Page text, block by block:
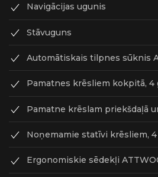
Navigācijas ugunis
Stāvuguns
Automātiskais tilpnes sūknis
Pamatnes krēsliem kokpitā, 4
Pamatne krēslam priekšdaļā
Noņemamie statīvi krēsliem, 4
Ergonomiskie sēdekļi